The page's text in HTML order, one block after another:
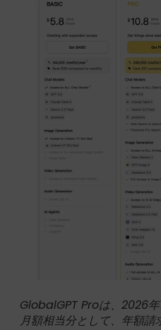
GlobalGPT Proは、2026
月額相当分として、年額請